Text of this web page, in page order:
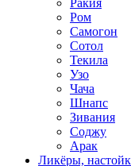
Ракия
Ром
Самогон
Сотол
Текила
Узо
Чача
Шнапс
Зивания
Соджу
Арак
Ликёры,